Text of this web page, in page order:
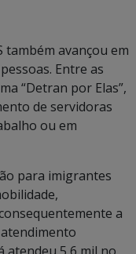
avançou em
Entre as
“Detran por Elas”,
de servidoras
ou em
para imigrantes
a